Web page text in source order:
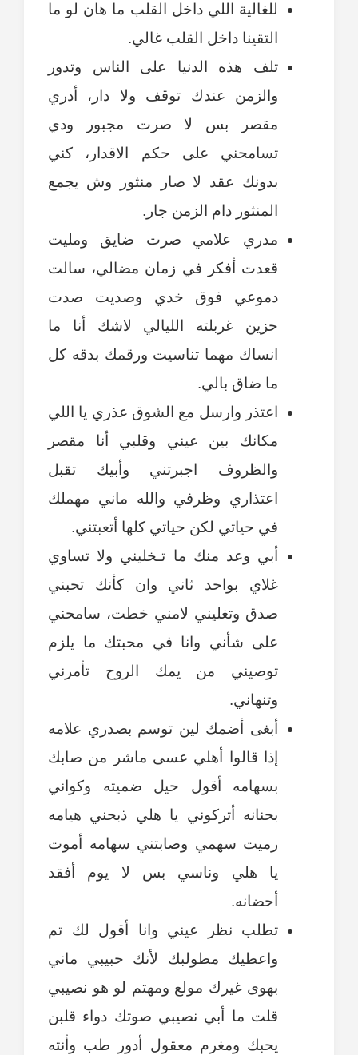
للغالية اللي داخل القلب ما هان لو ما
التقينا داخل القلب غالي.
تلف هذه الدنيا على الناس وتدور
والزمن عندك توقف ولا دار، أدري
مقصر بس لا صرت مجبور ودي
تسامحني على حكم الاقدار، كني
بدونك عقد لا صار منثور وش يجمع
المنثور دام الزمن جار.
مدري علامي صرت ضايق ومليت
قعدت أفكر في زمان مضالي، سالت
دموعي فوق خدي وصديت صدت
حزين غربلته الليالي لاشك أنا ما
انساك مهما تناسيت ورقمك بدقه كل
ما ضاق بالي.
اعتذر وارسل مع الشوق عذري يا اللي
مكانك بين عيني وقلبي أنا مقصر
والظروف اجبرتني وأبيك تقبل
اعتذاري وظرفي والله ماني مهملك
في حياتي لكن حياتي كلها أتعبتني.
أبي وعد منك ما تـخليني ولا تساوي
غلاي بواحد ثاني وان كأنك تحبني
صدق وتغليني لامني خطت، سامحني
على شأني وانا في محبتك ما يلزم
توصيني من يمك الروح تأمرني
وتنهاني.
أبغى أضمك لين توسم بصدري علامه
إذا قالوا أهلي عسى ماشر من صابك
بسهامه أقول حيل ضميته وكواني
بحنانه أتركوني يا هلي ذبحني هيامه
رميت سهمي وصابتني سهامه أموت
يا هلي وناسي بس لا يوم أفقد
أحضانه.
تطلب نظر عيني وانا أقول لك تم
واعطيك مطولبك لأنك حبيبي ماني
بهوى غيرك مولع ومهتم لو هو نصيبي
قلت ما أبي نصيبي صوتك دواء قلبن
يحبك ومغرم معقول أدور طب وأنته